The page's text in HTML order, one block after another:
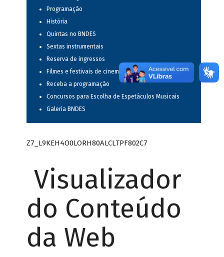
Programação
História
Quintas no BNDES
Sextas instrumentais
Reserva de ingressos
Filmes e festivais de cinema
Receba a programação
Concursos para Escolha de Espetáculos Musicais
Galeria BNDES
Z7_L9KEH4O0LORH80ALCLTPF802C7
Visualizador
do Conteúdo
da Web